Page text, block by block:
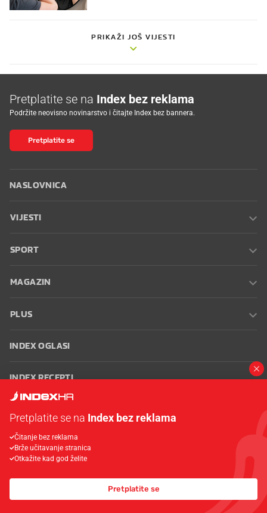
PRIKAŽI JOŠ VIJESTI
Pretplatite se na Index bez reklama
Podržite neovisno novinarstvo i čitajte Index bez bannera.
Pretplatite se
NASLOVNICA
VIJESTI
SPORT
MAGAZIN
PLUS
INDEX OGLASI
INDEX RECEPTI
Oglašavanje Zaposli se na Indexu
korištenja
Postavke kolačića
© 2026 Index
Pretplatite se na Index bez reklama
Čitanje bez reklama
Brže učitavanje stranica
Otkažite kad god želite
Pretplatite se